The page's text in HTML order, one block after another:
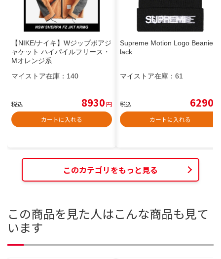
【NIKE/ナイキ】Wジップボアジ
ャケット ハイパイルフリース・
Mオレンジ系
マイストア在庫： 140
税込 8930円
カートに入れる
Supreme Motion Logo Beanie B
lack
マイストア在庫： 61
税込 6290
カートに入れる
このカテゴリをもっと見る
この商品を見た人はこんな商品も見て
います